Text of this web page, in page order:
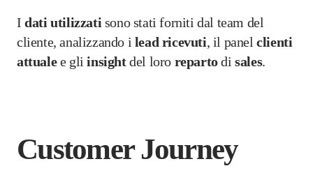
I dati utilizzati sono stati forniti dal team del
cliente, analizzando i lead ricevuti, il panelclienti
attualee gliinsightdel loro repartodisales.
Customer Journey